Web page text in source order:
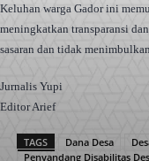
Keluhan warga Gador ini
meningkatkan transparansi
sasaran dan tidak
Jurnalis Yupi
Editor Arief
TAGS Dana Desa
Penyandang Disabilitas